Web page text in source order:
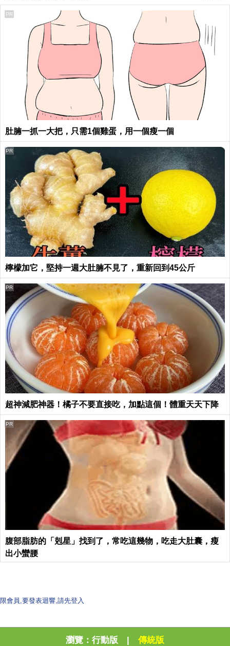
肚腩一抓一大把，只需1個雞蛋，用一個瘦一個
PR
檸檬加它，堅持一週大肚腩不見了，重新回到45公斤
PR
超神減肥神器！橘子不要直接吃，加點這個！體重天天下降
PR
腹部脂肪的「剋星」找到了，常吃這幾物，吃走大肚囊，瘦
出小蠻腰
PR
限會員,要發表迴響,請先登入
瀏覽： 行動版 傳統版